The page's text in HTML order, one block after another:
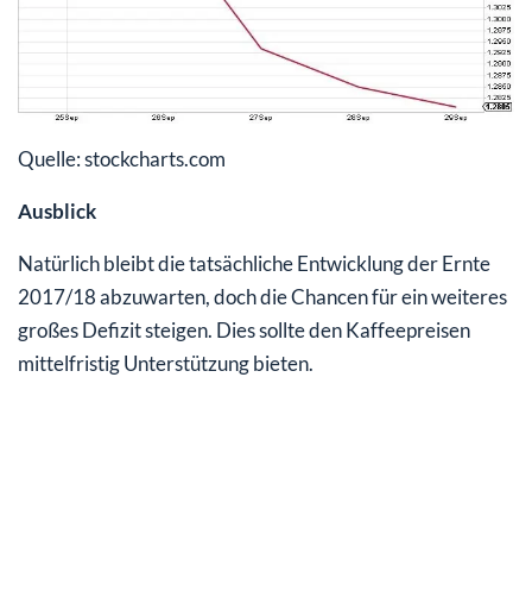
Quelle: stockcharts.com
Ausblick
Natürlich bleibt die tatsächliche Entwicklung der Ernte
2017/18 abzuwarten, doch die Chancen für ein weiteres
großes Defizit steigen. Dies sollte den Kaffeepreisen
mittelfristig Unterstützung bieten.